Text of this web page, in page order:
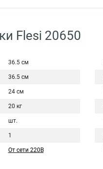
Flesi 20650
36.5 см
36.5 см
24 см
20 кг
шт.
1
От сети 220В